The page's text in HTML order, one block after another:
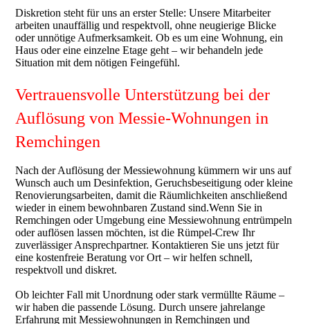
Diskretion steht für uns an erster Stelle: Unsere Mitarbeiter
arbeiten unauffällig und respektvoll, ohne neugierige Blicke
oder unnötige Aufmerksamkeit. Ob es um eine Wohnung, ein
Haus oder eine einzelne Etage geht – wir behandeln jede
Situation mit dem nötigen Feingefühl.
Vertrauensvolle Unterstützung bei der
Auflösung von Messie-Wohnungen in
Remchingen
Nach der Auflösung der Messiewohnung kümmern wir uns auf
Wunsch auch um Desinfektion, Geruchsbeseitigung oder kleine
Renovierungsarbeiten, damit die Räumlichkeiten anschließend
wieder in einem bewohnbaren Zustand sind.Wenn Sie in
Remchingen oder Umgebung eine Messiewohnung entrümpeln
oder auflösen lassen möchten, ist die Rümpel-Crew Ihr
zuverlässiger Ansprechpartner. Kontaktieren Sie uns jetzt für
eine kostenfreie Beratung vor Ort – wir helfen schnell,
respektvoll und diskret.
Ob leichter Fall mit Unordnung oder stark vermüllte Räume –
wir haben die passende Lösung. Durch unsere jahrelange
Erfahrung mit Messiewohnungen in Remchingen und
Kundenbewertungen und Erfahrungen zu